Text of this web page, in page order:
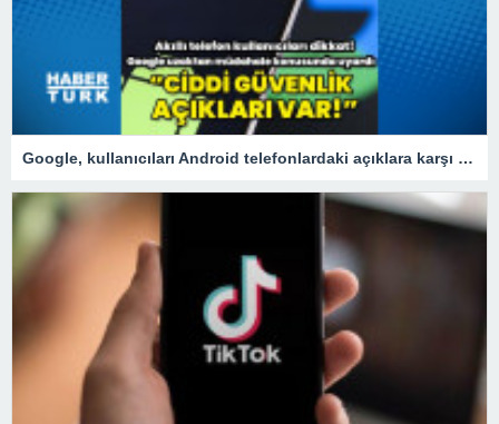
Google, kullanıcıları Android telefonlardaki açıklara karşı uyardı!